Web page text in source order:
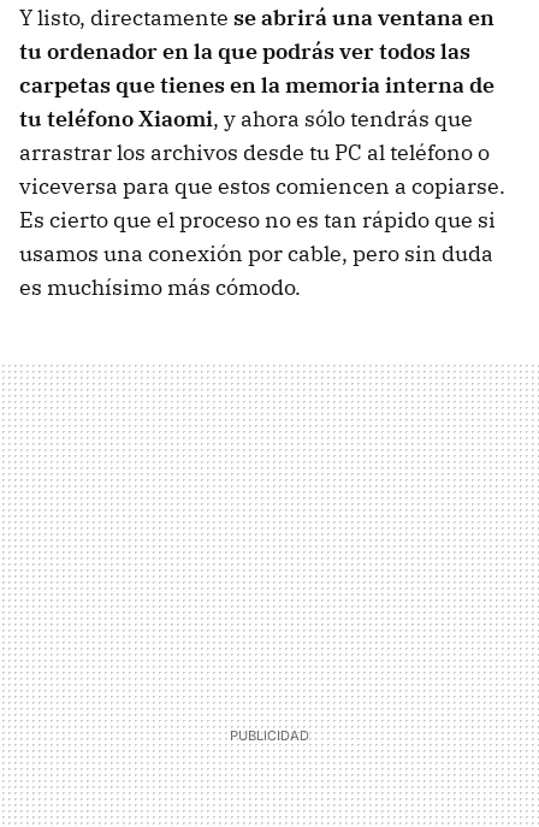
Y listo, directamente se abrirá una ventana en
tu ordenador en la que podrás ver todos las
carpetas que tienes en la memoria interna de
tu teléfono Xiaomi, y ahora sólo tendrás que
arrastrar los archivos desde tu PC al teléfono o
viceversa para que estos comiencen a copiarse.
Es cierto que el proceso no es tan rápido que si
usamos una conexión por cable, pero sin duda
es muchísimo más cómodo.